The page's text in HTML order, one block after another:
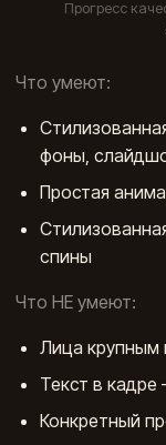
Прогресс
Что умеют:
фоны,
Простая
спины
Что НЕ умеют:
Лица
Текст в кадре
Конкретный